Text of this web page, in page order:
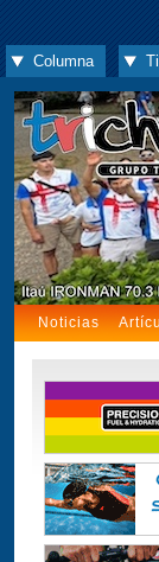
Columna
Noticias